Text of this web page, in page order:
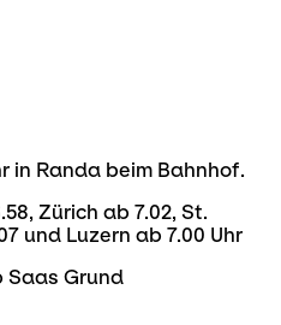
in Randa beim Bahnhof.
Zürich ab 7.02, St.
und Luzern ab 7.00 Uhr
Saas Grund